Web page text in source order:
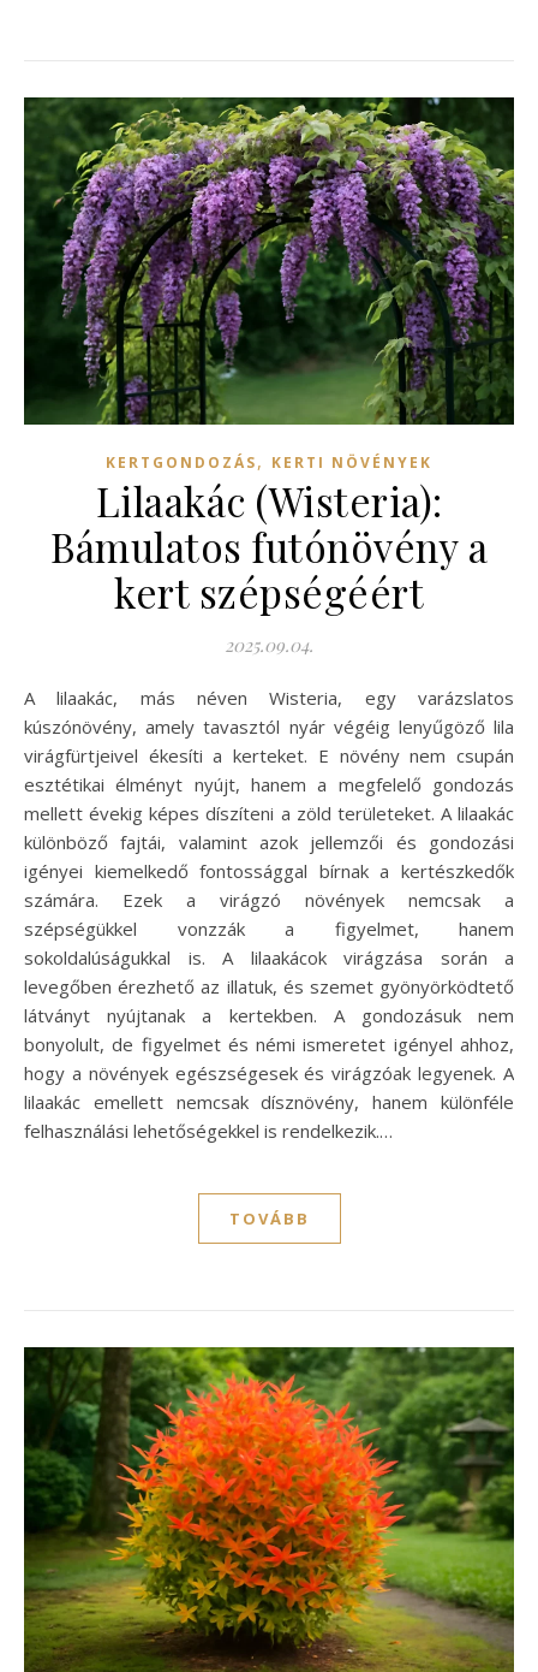
KERTGONDOZÁS, KERTI NÖVÉNYEK
Lilaakác (Wisteria):
Bámulatos futónövény a
kert szépségéért
2025.09.04.
A lilaakác, más néven Wisteria, egy varázslatos
kúszónövény, amely tavasztól nyár végéig lenyűgöző lila
virágfürtjeivel ékesíti a kerteket. E növény nem csupán
esztétikai élményt nyújt, hanem a megfelelő gondozás
mellett évekig képes díszíteni a zöld területeket. A lilaakác
különböző fajtái, valamint azok jellemzői és gondozási
igényei kiemelkedő fontossággal bírnak a kertészkedők
számára. Ezek a virágzó növények nemcsak a
szépségükkel vonzzák a figyelmet, hanem
sokoldalúságukkal is. A lilaakácok virágzása során a
levegőben érezhető az illatuk, és szemet gyönyörködtető
látványt nyújtanak a kertekben. A gondozásuk nem
bonyolult, de figyelmet és némi ismeretet igényel ahhoz,
hogy a növények egészségesek és virágzóak legyenek. A
lilaakác emellett nemcsak dísznövény, hanem különféle
felhasználási lehetőségekkel is rendelkezik.…
TOVÁBB